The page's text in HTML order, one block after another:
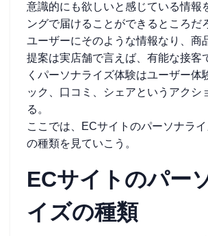
意識的にも欲しいと感じている情報
ングで届けることができるところだ
ユーザーにそのような情報なり、商
提案は実店舗で言えば、有能な接客
くパーソナライズ体験はユーザー体
ック、口コミ、シェアというアクシ
る。
ここでは、ECサイトのパーソナラ
の種類を見ていこう。
ECサイトのパー
イズの種類